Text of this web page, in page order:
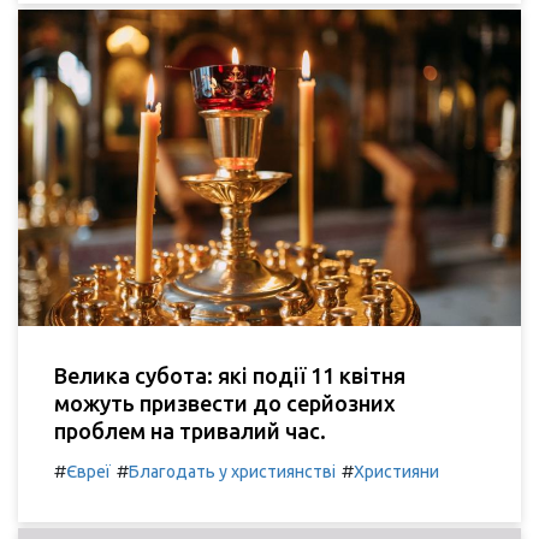
Велика субота: які події 11 квітня
можуть призвести до серйозних
проблем на тривалий час.
#Євреї #Благодать у християнстві #Християни